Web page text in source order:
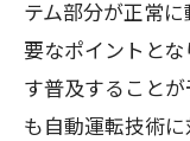
テム部分が正常
要なポイントと
す普及すること
も自動運転技術